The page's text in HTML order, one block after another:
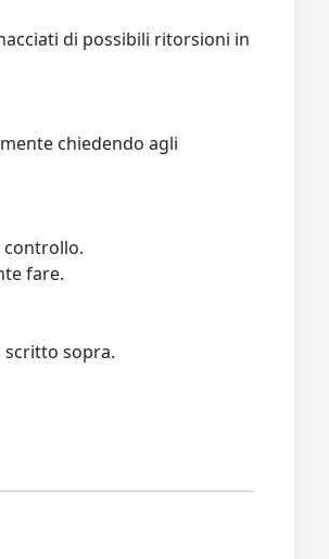
di possibili ritorsioni in
chiedendo agli
controllo.
fare.
scritto sopra.